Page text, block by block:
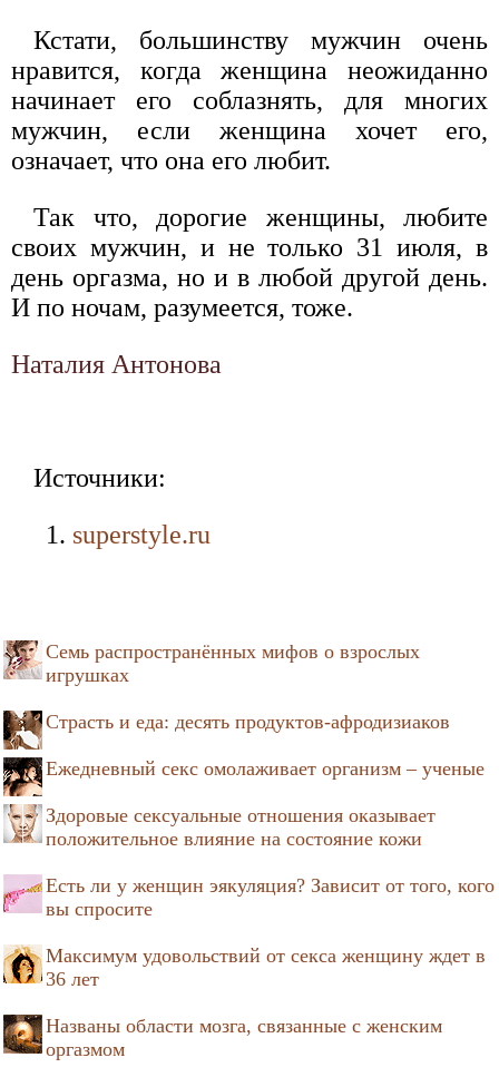
Кстати, большинству мужчин очень
нравится, когда женщина неожиданно
начинает его соблазнять, для многих
мужчин, если женщина хочет его,
означает, что она его любит.
Так что, дорогие женщины, любите
своих мужчин, и не только 31 июля, в
день оргазма, но и в любой другой день.
И по ночам, разумеется, тоже.
Наталия Антонова
Источники:
superstyle.ru
Семь распространённых мифов о взрослых
игрушках
Страсть и еда: десять продуктов-афродизиаков
Ежедневный секс омолаживает организм – ученые
Здоровые сексуальные отношения оказывает
положительное влияние на состояние кожи
Есть ли у женщин эякуляция? Зависит от того, кого
вы спросите
Максимум удовольствий от секса женщину ждет в
36 лет
Названы области мозга, связанные с женским
оргазмом